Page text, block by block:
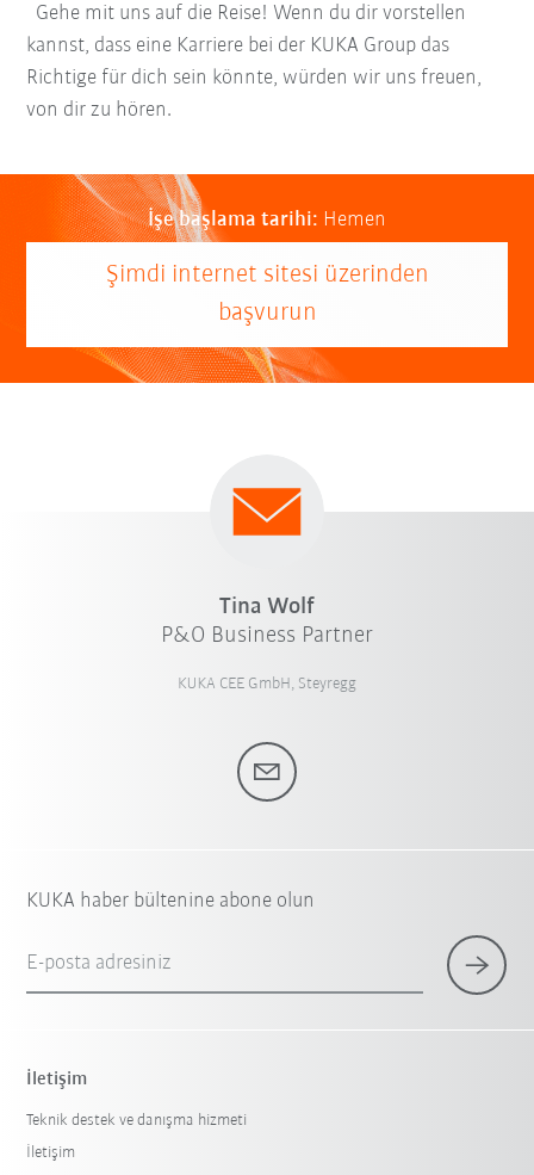
Gehe mit uns auf die Reise! Wenn du dir vorstellen
kannst, dass eine Karriere bei der KUKA Group das
Richtige für dich sein könnte, würden wir uns freuen,
von dir zu hören.
İşe başlama tarihi: Hemen
Şimdi internet sitesi üzerinden
başvurun
Tina Wolf
P&O Business Partner
KUKA CEE GmbH, Steyregg
KUKA haber bültenine abone olun
E-posta adresiniz
İletişim
Teknik destek ve danışma hizmeti
İletişim